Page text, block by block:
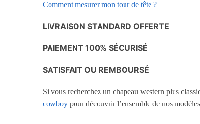
Comment mesurer mon tour de tête ?
LIVRAISON STANDARD OFFERTE
PAIEMENT 100% SÉCURISÉ
SATISFAIT OU REMBOURSÉ
Si vous recherchez un chapeau western plus
cowboy pour découvrir l’ensemble de nos